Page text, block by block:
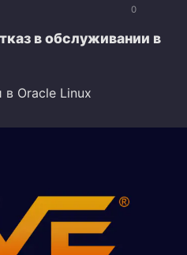
0
в обслуживании в
в Oracle Linux